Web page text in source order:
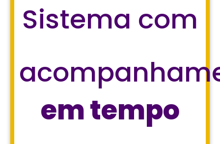
Sistema com
em tempo